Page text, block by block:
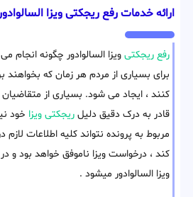
ارائه خدمات رفع ریجکتی ویزا
رفع ریجکتی ویزا السالوادور چگونه
برای بسیاری از مردم هر زمان که بخواهند
کنند ، ایجاد می شود. بسیاری از متقاضیان
قادر به درک دقیق دلیل ریجکتی ویزا خود
مربوط به پرونده نتواند کلیه اطلاعات
کند ، درخواست ویزا ناموفق خواهد بود و
ویزا السالوادور میشود .